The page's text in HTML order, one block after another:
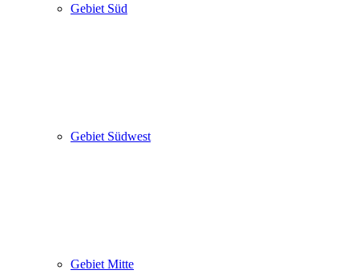
Gebiet Süd
Gebiet Südwest
Gebiet Mitte